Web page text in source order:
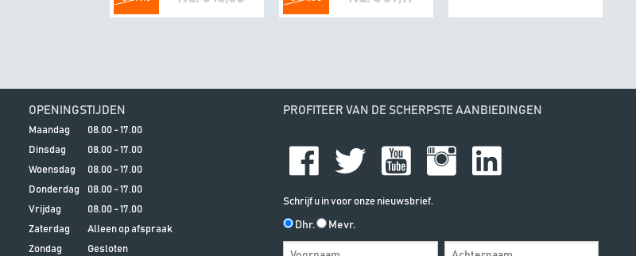
OPENINGSTIJDEN
Maandag
08.00 - 17.00
Dinsdag
08.00 - 17.00
Woensdag
08.00 - 17.00
Donderdag
08.00 - 17.00
Vrijdag
08.00 - 17.00
Zaterdag
Alleen op afspraak
Zondag
Gesloten
PROFITEER VAN DE SCHERPSTE AANBIEDINGEN
Schrijf u in voor onze nieuwsbrief.
Dhr. Mevr.